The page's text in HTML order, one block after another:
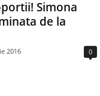
Simona
de la
2016 0